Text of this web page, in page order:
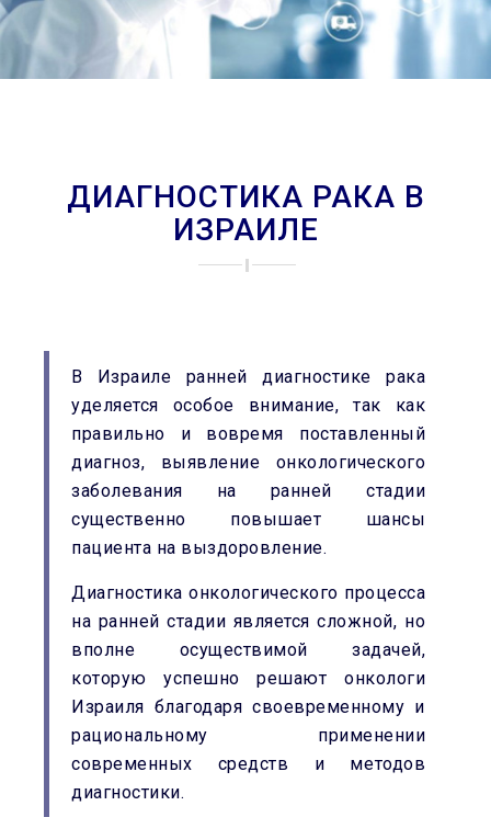
ДИАГНОСТИКА РАКА В
ИЗРАИЛЕ
В Израиле ранней диагностике рака
уделяется особое внимание,так как
правильно и вовремя поставленный
диагноз, выявление онкологического
заболевания на ранней стадии
существенно повышает шансы
пациента на выздоровление.
Диагностика онкологического процесса
на ранней стадии является сложной, но
вполне осуществимой задачей,
которую успешно решают онкологи
Израиля благодаря своевременному и
рациональному применении
современных средств и методов
диагностики.